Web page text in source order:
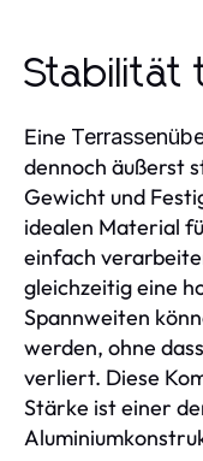
Stabilität
Eine
dennoch äußerst
Gewicht und
idealen Material
einfach
gleichzeitig eine
Spannweiten
werden, ohne
verliert. Diese
Stärke ist einer